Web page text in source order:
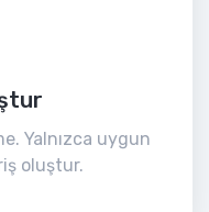
Yalnızca uygun
oluştur.